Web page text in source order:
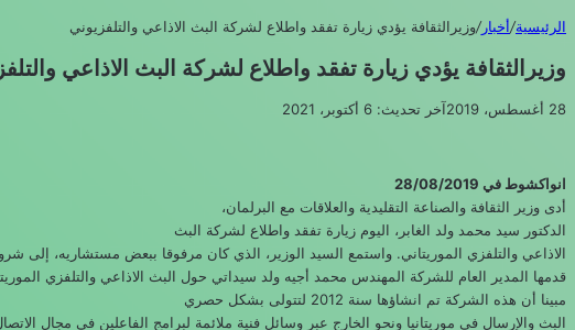
الرئيسية/أخبار/وزيرالثقافة يؤدي زيارة تفقد واطلاع لشركة البث الاذاعي والتلفزيوني
وزيرالثقافة يؤدي زيارة تفقد واطلاع لشركة البث الاذاعي
28 أغسطس، 2019 آخر تحديث: 6 أكتوبر، 2021
انواكشوط في 28/08/2019
أدى وزير الثقافة والصناعة التقليدية والعلاقات مع البرلمان،
الدكتور سيد محمد ولد الغابر، اليوم زيارة تفقد واطلاع لشركة البث
الاذاعي والتلفزي الموريتاني. واستمع السيد الوزير، الذي كان مرفوقا ببعض مستشاريه، إلى
قدمها المدير العام للشركة المهندس محمد أجيه ولد سيداتي حول البث الاذاعي والتلفزي
مبينا أن هذه الشركة تم انشاؤها سنة 2012 لتتولى بشكل حصري
البث والإرسال في موريتانيا ونحو الخارج عبر وسائل فنية ملائمة لبرامج الفاعلين في مجال